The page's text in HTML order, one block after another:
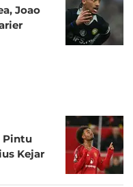
Joao
Pintu
Kejar